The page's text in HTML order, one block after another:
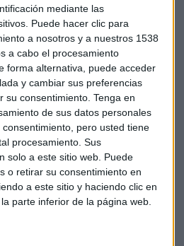
mediante las
Puede hacer clic para
a nosotros y a nuestros 1538
a cabo el procesamiento
forma alternativa, puede acceder
y cambiar sus preferencias
su consentimiento. Tenga en
de sus datos personales
pero usted tiene
procesamiento. Sus
solo a este sitio web. Puede
o retirar su consentimiento en
a este sitio y haciendo clic en
parte inferior de la página web.
para la UE en plena crisis